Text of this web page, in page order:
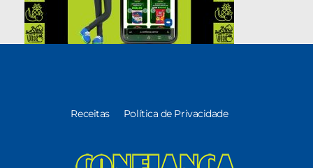
Receitas Política de Privacidade